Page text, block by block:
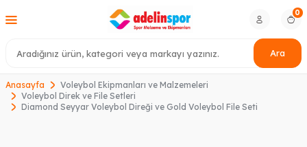
Ara
0
Anasayfa
Voleybol Ekipmanları ve Malzemeleri
Voleybol Direk ve File Setleri
Diamond Seyyar Voleybol Direği ve Gold Voleybol File Seti